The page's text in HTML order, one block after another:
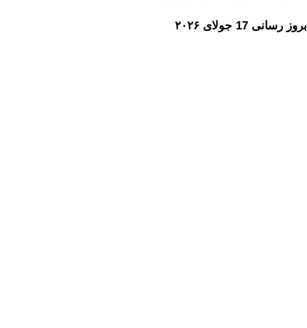
بروز رسانی 17 جولای ۲۰۲۶